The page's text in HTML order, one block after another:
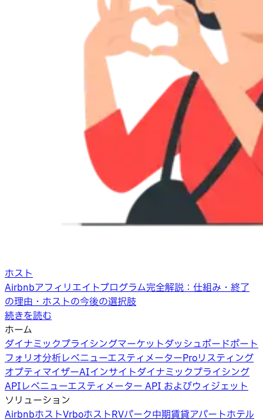
ホスト
Airbnbアフィリエイトプログラム完全解説：仕組み・終了
の理由・ホストの今後の選択肢
続きを読む
ホーム
ダイナミックプライシングマーケットダッシュボードポート
フォリオ分析レベニューエスティメーターProリスティング
オプティマイザーAIインサイトダイナミックプライシング
APIレベニューエスティメーター API およびウィジェット
ソリューション
AirbnbホストVrboホストRVパーク中期賃貸アパートホテル